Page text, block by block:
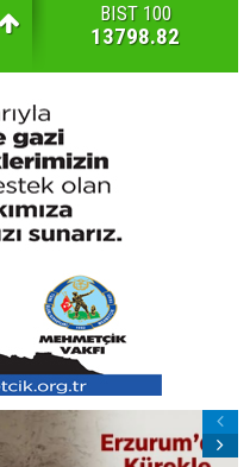
BIST 100
13798.82